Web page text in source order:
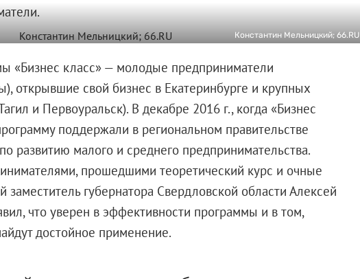
Константин Мельницкий; 66.RU
«Бизнес класс» — молодые предприниматели
открывшие свой бизнес в Екатеринбурге и крупных
и Первоуральск). В декабре 2016 г., когда «Бизнес
поддержали в региональном правительстве
развитию малого и среднего предпринимательства.
прошедшими теоретический курс и очные
губернатора Свердловской области Алексей
что уверен в эффективности программы и в том,
достойное применение.